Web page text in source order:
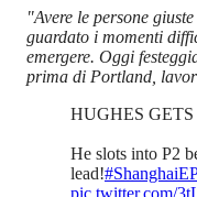
"Avere le persone
guardato i momenti
emergere. Oggi
prima di Portland,
HUGHES
He slots into P2
lead!
pic.twitter.com/